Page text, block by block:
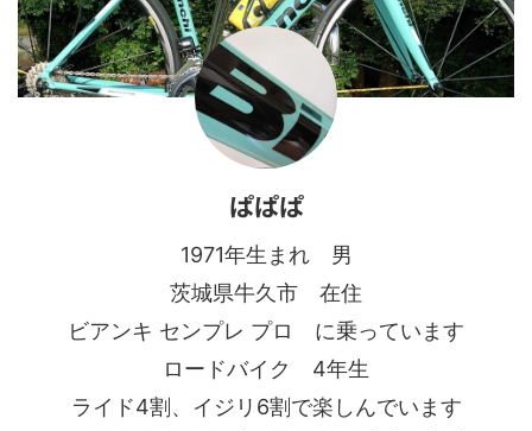
ぱぱぱ
1971年生まれ 男
茨城県牛久市 在住
ビアンキ センプレ プロ に乗っています
ロードバイク 4年生
ライド4割、イジリ6割で楽しんでいます